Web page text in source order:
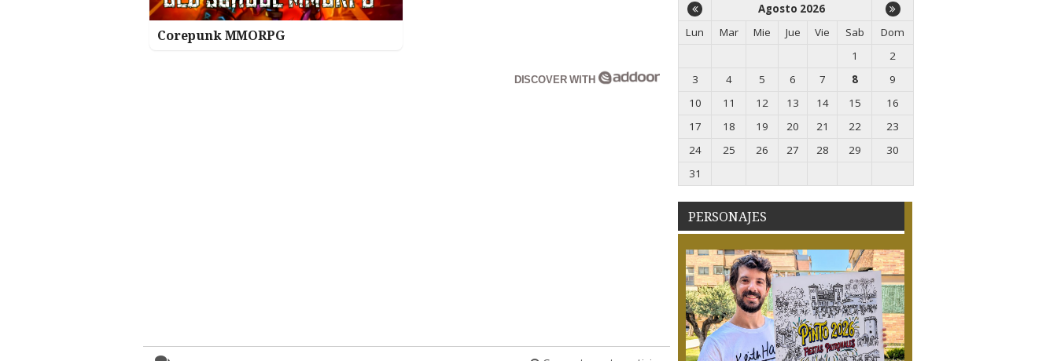
Corepunk MMORPG
DISCOVER WITH
Agosto 2026
Lun
Mar Mie Jue Vie Sab
Dom
1
2
3
4 5 6 7 8
9
10
11 12 13 14 15
16
17
18 19 20 21 22
23
24
25 26 27 28 29
30
31
PERSONAJES